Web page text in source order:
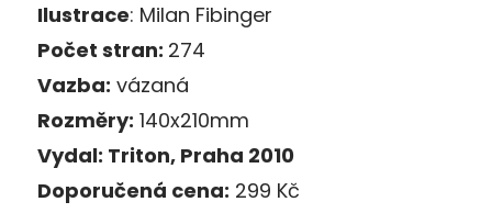
Ilustrace: Milan Fibinger
Počet stran: 274
Vazba: vázaná
Rozměry: 140x210mm
Vydal: Triton, Praha 2010
Doporučená cena: 299 Kč